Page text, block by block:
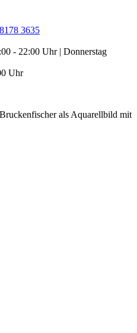
3635
- 22:00 Uhr | Donnerstag
Uhr